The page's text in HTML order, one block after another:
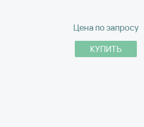
Цена по запросу
КУПИТЬ